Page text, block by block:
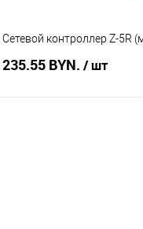
Сетевой контроллер Z-5R
235.55 BYN. / шт